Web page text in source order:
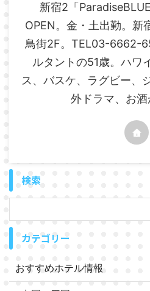
新宿2「
OPEN。金・土出勤。新
鳥街2F。TEL03-6662-
ルタントの51歳。ハワ
ス、バスケ、ラグビー、
外ドラマ、お酒
検索
カテゴリー
おすすめホテル情報